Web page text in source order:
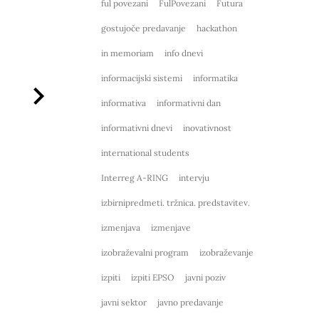
ful povezani FulPovezani Futura
gostujoče predavanje hackathon
in memoriam info dnevi
informacijski sistemi informatika
informativa informativni dan
informativni dnevi inovativnost
international students
Interreg A-RING intervju
izbirnipredmeti. tržnica. predstavitev.
izmenjava izmenjave
izobraževalni program izobraževanje
izpiti izpiti EPSO javni poziv
javni sektor javno predavanje